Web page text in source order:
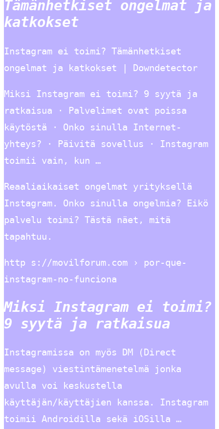
Tämänhetkiset ongelmat ja
katkokset
Instagram ei toimi? Tämänhetkiset
ongelmat ja katkokset | Downdetector
Miksi Instagram ei toimi? 9 syytä ja
ratkaisua · Palvelimet ovat poissa
käytöstä · Onko sinulla Internet-
yhteys? · Päivitä sovellus · Instagram
toimii vain, kun …
Reaaliaikaiset ongelmat yrityksellä
Instagram. Onko sinulla ongelmia? Eikö
palvelu toimi? Tästä näet, mitä
tapahtuu.
http s://movilforum.com › por-que-
instagram-no-funciona
Miksi Instagram ei toimi?
9 syytä ja ratkaisua
Instagramissa on myös DM (Direct
message) viestintämenetelmä jonka
avulla voi keskustella
käyttäjän/käyttäjien kanssa. Instagram
toimii Androidilla sekä iOSilla …